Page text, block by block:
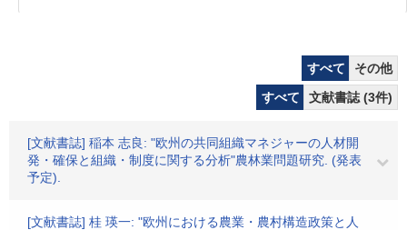
すべて
その他
すべて
文献書誌 (3件)
[文献書誌] 稲本 志良: "欧州の共同組織マネジャーの人材開
発・確保と組織・制度に関する分析"農林業問題研究. (発表
予定).
[文献書誌] 桂 瑛一: "欧州における農業・農村構造政策と人